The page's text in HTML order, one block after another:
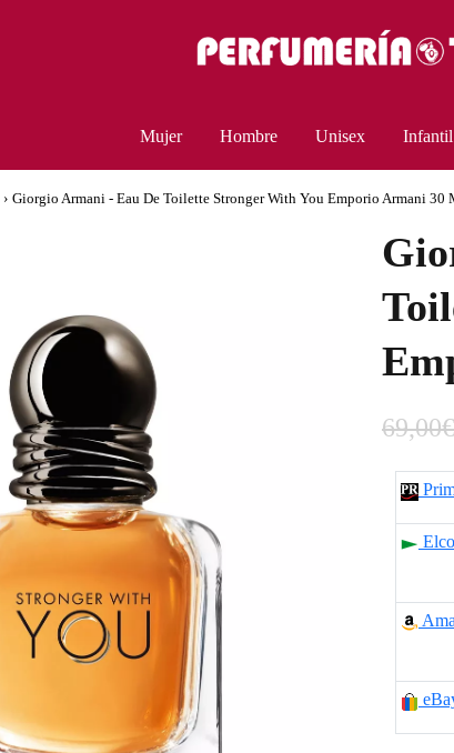
Mujer Hombre Unisex Infantil
› Giorgio Armani - Eau De Toilette Stronger With You Emporio Armani 30
69,00€